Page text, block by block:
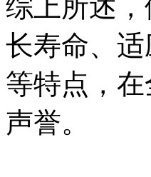
综上所述
长寿命、
等特点，
声誉。